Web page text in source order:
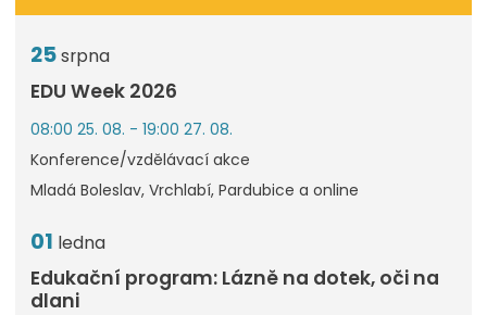
25srpna
EDU Week 2026
08:00 25. 08. - 19:00 27. 08.
Konference/vzdělávací akce
Mladá Boleslav, Vrchlabí, Pardubice a online
01 ledna
Edukační program: Lázně na dotek, oči na
dlani